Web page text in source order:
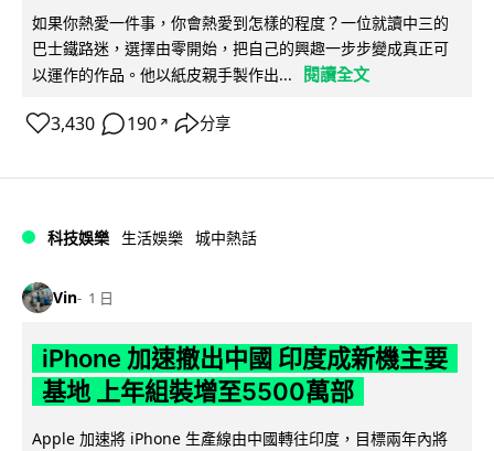
如果你熱愛一件事，你會熱愛到怎樣的程度？一位就讀中三的
巴士鐵路迷，選擇由零開始，把自己的興趣一步步變成真正可
以運作的作品。他以紙皮親手製作出...
閱讀全文
3,430 190 ↗ 分享
科技娛樂 生活娛樂 城中熱話
Vin 1 日
iPhone 加速撤出中國 印度成新機主要
基地 上年組裝增至5500萬部
Apple 加速將 iPhone 生產線由中國轉往印度，目標兩年內將